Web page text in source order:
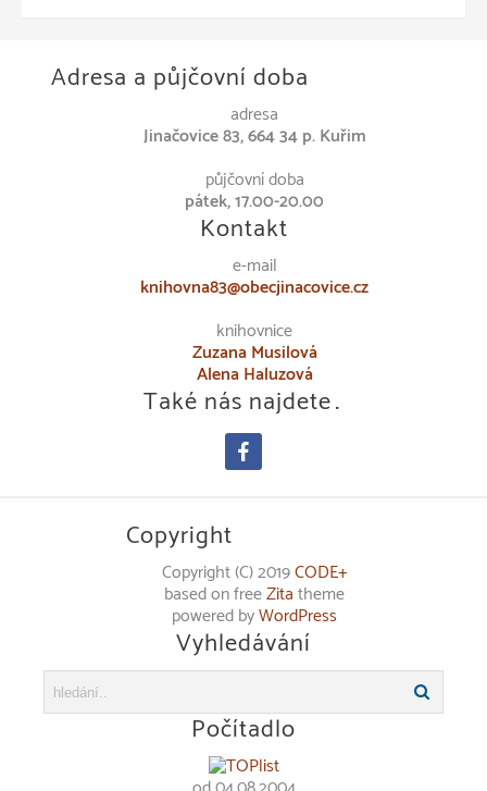
Adresa a půjčovní doba
adresa
Jinačovice 83, 664 34 p. Kuřim
půjčovní doba
pátek, 17.00-20.00
Kontakt
e-mail
knihovna83@obecjinacovice.cz
knihovnice
Zuzana Musilová
Alena Haluzová
Také nás najdete…
facebook
Copyright
Copyright (C) 2019CODE+
based on freeZitatheme
powered byWordPress
Vyhledávání
Počítadlo